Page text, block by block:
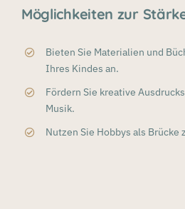
Möglichkeiten zur
Bieten Sie Materialien und
Ihres Kindes an.
Fördern Sie kreative
Musik.
Nutzen Sie Hobbys als